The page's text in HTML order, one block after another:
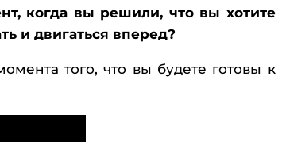
когда вы решили, что вы хотите
и двигаться вперед?
того, что вы будете готовы к